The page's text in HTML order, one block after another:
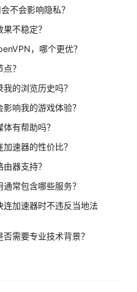
不会影响隐私？
不稳定？
，哪个更优？
？
的浏览历史吗？
响我的游戏体验？
有帮助吗？
速器的性价比？
器支持？
常包含哪些服务？
连加速器时不违反当地法
需要专业技术背景？